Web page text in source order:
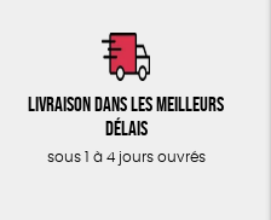
Livraison dans les meilleurs
délais
sous 1 à 4 jours ouvrés